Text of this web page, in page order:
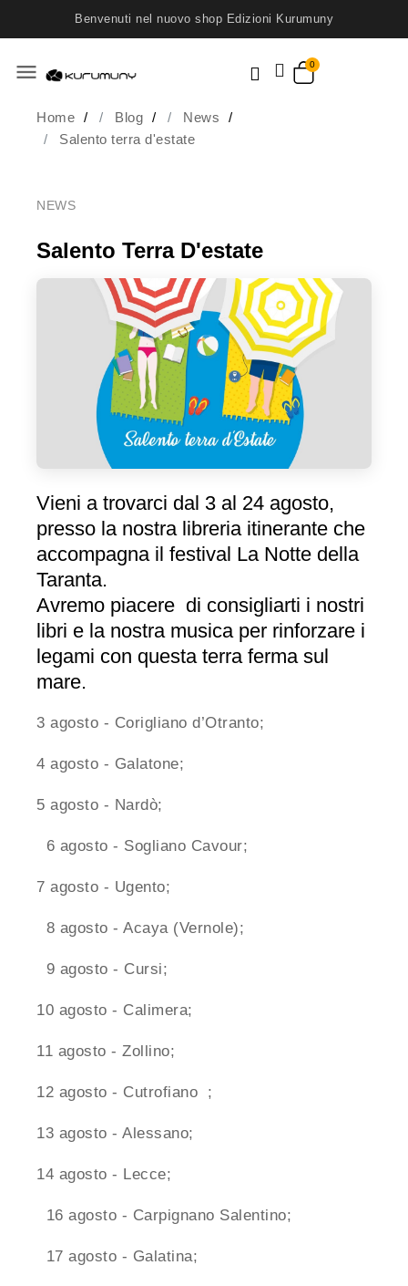
Benvenuti nel nuovo shop Edizioni Kurumuny
menu
Home Blog
News
Salento terra d'estate
NEWS
Salento Terra D'estate
Vieni a trovarci dal 3 al 24 agosto,
presso la nostra libreria itinerante che
accompagna il festival La Notte della
Taranta.
Avremo piacere di consigliarti i nostri
libri e la nostra musica per rinforzare i
legami con questa terra ferma sul
mare.
3 agosto - Corigliano d’Otranto;
4 agosto - Galatone;
5 agosto - Nardò;
6 agosto - Sogliano Cavour;
7 agosto - Ugento;
8 agosto - Acaya (Vernole);
9 agosto - Cursi;
10 agosto - Calimera;
11 agosto - Zollino;
12 agosto - Cutrofiano ;
13 agosto - Alessano;
14 agosto - Lecce;
16 agosto - Carpignano Salentino;
17 agosto - Galatina;